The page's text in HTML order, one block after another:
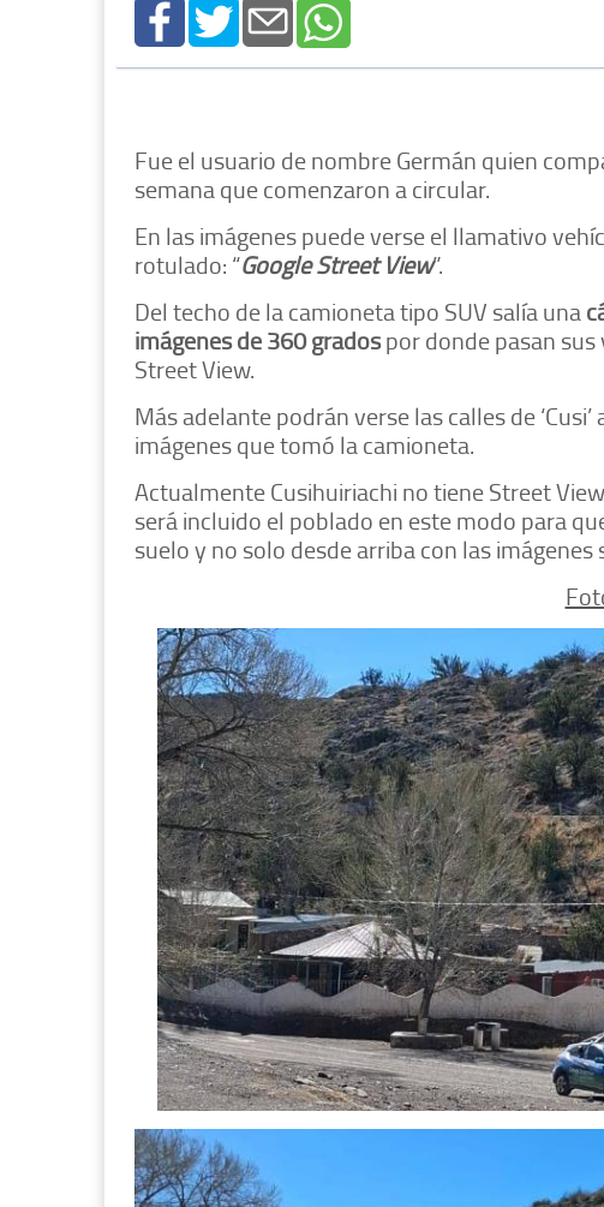
Fue el usuario de nombre Germán quien
semana que comenzaron a circular.
En las imágenes puede verse el llamativo
rotulado: “Google Street View”.
Del techo de la camioneta tipo SUV salía una
imágenes de 360 gradospor donde pasan sus
Street View.
Más adelante podrán verse las calles de
imágenes que tomó la camioneta.
Actualmente Cusihuiriachi no tiene Street
será incluido el poblado en este modo para
suelo y no solo desde arriba con las imágenes